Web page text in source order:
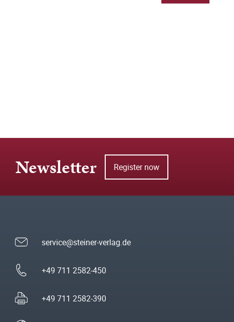
Newsletter Register now
service@steiner-verlag.de
+49 711 2582-450
+49 711 2582-390